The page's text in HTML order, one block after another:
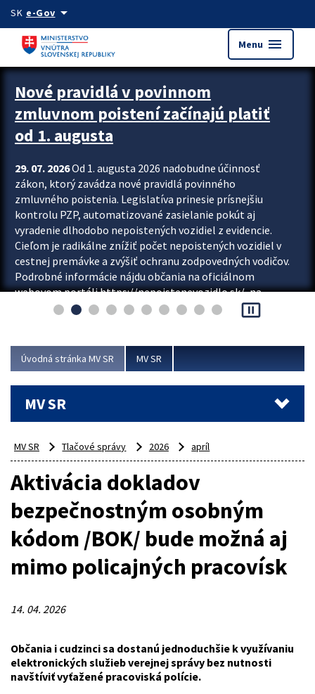
Preskocit na hlavný obsah
SK e-Govarrow_drop_down
Menu menu
Zastavit automatický posun upútavok
Nové pravidlá v povinnom
zmluvnom poistení začínajú platiť
od 1. augusta
29. 07. 2026Od 1. augusta 2026 nadobudne účinnosť
zákon, ktorý zavádza nové pravidlá povinného
zmluvného poistenia. Legislatíva prinesie prísnejšiu
kontrolu PZP, automatizované zasielanie pokút aj
vyradenie dlhodobo nepoistených vozidiel z evidencie.
Cieľom je radikálne znížiť počet nepoistených vozidiel v
cestnej premávke a zvýšiť ochranu zodpovedných vodičov.
Podrobné informácie nájdu občania na oficiálnom
webovom portáli https://nepoistenevozidlo.sk/, na
ktorom od augusta pribudne aj možnosť overiť si...
pause_presentation
Úvodná stránka MV SR MV SR
MV SR
MV SR Tlačové správy 2026 apríl
Aktivácia dokladov
bezpečnostným osobným
kódom /BOK/ bude možná aj
mimo policajných pracovísk
14. 04. 2026
Občania i cudzinci sa dostanú jednoduchšie k využívaniu
elektronických služieb verejnej správy bez nutnosti
navštíviť vyťažené pracoviská polície.